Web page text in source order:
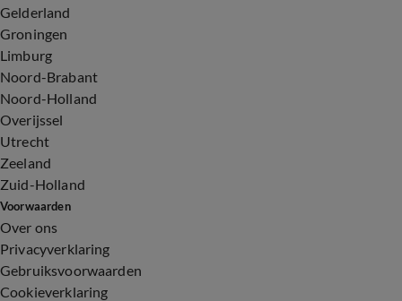
Gelderland
Groningen
Limburg
Noord-Brabant
Noord-Holland
Overijssel
Utrecht
Zeeland
Zuid-Holland
Voorwaarden
Over ons
Privacyverklaring
Gebruiksvoorwaarden
Cookieverklaring